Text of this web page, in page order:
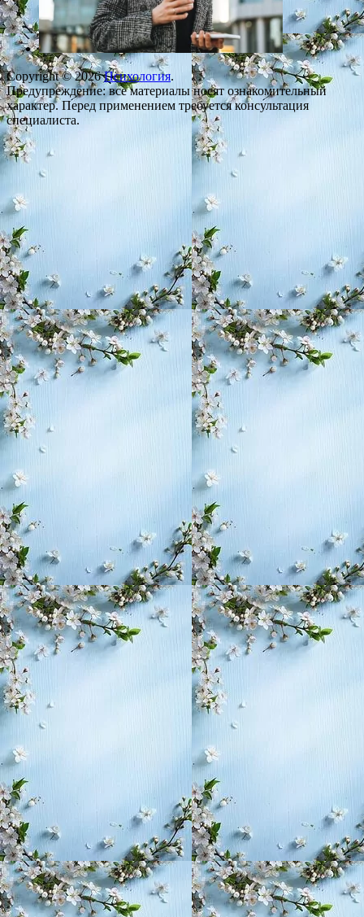
Copyright © 2026Психология.
Предупреждение: все материалы носят ознакомительный
характер. Перед применением требуется консультация
специалиста.